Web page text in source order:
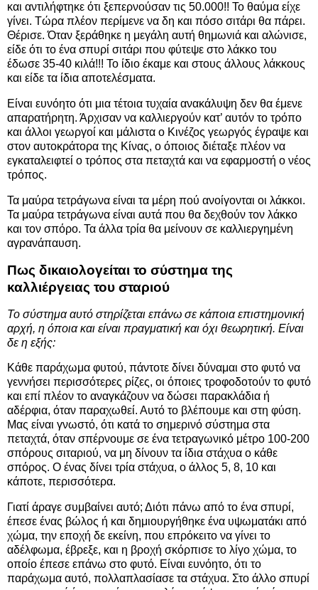
και αντιλήφτηκε ότι ξεπερνούσαν τις 50.000!! Το θαύμα είχε
γίνει. Τώρα πλέον περίμενε να δη και πόσο σιτάρι θα πάρει.
Θέρισε. Όταν ξεράθηκε η μεγάλη αυτή θημωνιά και αλώνισε,
είδε ότι το ένα σπυρί σιτάρι που φύτεψε στο λάκκο του
έδωσε 35-40 κιλά!!! Το ίδιο έκαμε και στους άλλους λάκκους
και είδε τα ίδια αποτελέσματα.
Είναι ευνόητο ότι μια τέτοια τυχαία ανακάλυψη δεν θα έμενε
απαρατήρητη. Άρχισαν να καλλιεργούν κατ’ αυτόν το τρόπο
και άλλοι γεωργοί και μάλιστα ο Κινέζος γεωργός έγραψε και
στον αυτοκράτορα της Κίνας, ο όποιος διέταξε πλέον να
εγκαταλειφτεί ο τρόπος στα πεταχτά και να εφαρμοστή ο νέος
τρόπος.
Τα μαύρα τετράγωνα είναι τα μέρη πού ανοίγονται οι λάκκοι.
Τα μαύρα τετράγωνα είναι αυτά που θα δεχθούν τον λάκκο
και τον σπόρο. Τα άλλα τρία θα μείνουν σε καλλιεργημένη
αγρανάπαυση.
Πως δικαιολογείται το σύστημα της
καλλιέργειας του σταριού
Το σύστημα αυτό στηρίζεται επάνω σε κάποια επιστημονική
αρχή, η όποια και είναι πραγματική και όχι θεωρητική. Είναι
δε η εξής:
Κάθε παράχωμα φυτού, πάντοτε δίνει δύναμαι στο φυτό να
γεννήσει περισσότερες ρίζες, οι όποιες τροφοδοτούν το φυτό
και επί πλέον το αναγκάζουν να δώσει παρακλάδια ή
αδέρφια, όταν παραχωθεί. Αυτό το βλέπουμε και στη φύση.
Μας είναι γνωστό, ότι κατά το σημερινό σύστημα στα
πεταχτά, όταν σπέρνουμε σε ένα τετραγωνικό μέτρο 100-200
σπόρους σιταριού, να μη δίνουν τα ίδια στάχυα ο κάθε
σπόρος. Ο ένας δίνει τρία στάχυα, ο άλλος 5, 8, 10 και
κάποτε, περισσότερα.
Γιατί άραγε συμβαίνει αυτό; Διότι πάνω από το ένα σπυρί,
έπεσε ένας βώλος ή και δημιουργήθηκε ένα υψωματάκι από
χώμα, την εποχή δε εκείνη, που επρόκειτο να γίνει το
αδέλφωμα, έβρεξε, και η βροχή σκόρπισε το λίγο χώμα, το
οποίο έπεσε επάνω στο φυτό. Είναι ευνόητο, ότι το
παράχωμα αυτό, πολλαπλασίασε τα στάχυα. Στο άλλο σπυρί